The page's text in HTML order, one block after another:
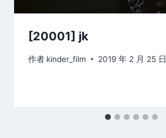
[20001] jk
作者 kinder_film 2019 年 2 月 25 日